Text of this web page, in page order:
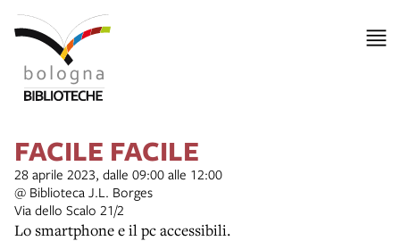
FACILE FACILE
28 aprile 2023, dalle 09:00 alle 12:00
@ Biblioteca J.L. Borges
Via dello Scalo 21/2
Lo smartphone e il pc accessibili.